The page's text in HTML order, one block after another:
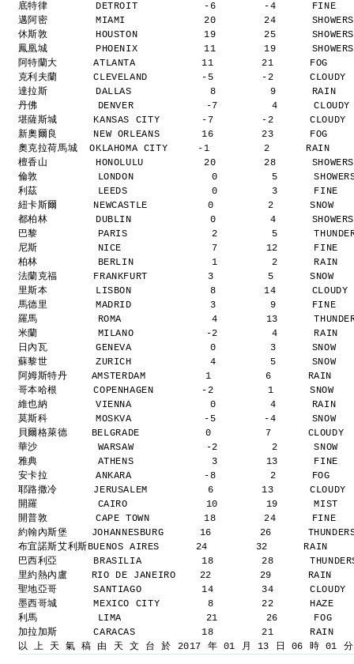
底特律        DETROIT           -6        -4      FINE
邁阿密        MIAMI             20        24
休斯敦        HOUSTON           19        25
鳳凰城        PHOENIX           11        19
阿特蘭大      ATLANTA           11        21      FOG
克利夫蘭      CLEVELAND         -5        -2
達拉斯        DALLAS             8         9      RAIN
丹佛          DENVER            -7         4
堪薩斯城      KANSAS CITY       -7        -2
新奧爾良      NEW ORLEANS       16        23      FOG
奧克拉荷馬城  OKLAHOMA CITY     -1         2      RAIN
檀香山        HONOLULU          20        28
倫敦          LONDON             0         5
利茲          LEEDS              0         3      FINE
紐卡斯爾      NEWCASTLE          0         2      SNOW
都柏林        DUBLIN             0         4
巴黎          PARIS              2         5
尼斯          NICE               7        12      FINE
柏林          BERLIN             1         2      RAIN
法蘭克福      FRANKFURT          3         5      SNOW
里斯本        LISBON             8        14
馬德里        MADRID             3         9      FINE
羅馬          ROMA               4        13
米蘭          MILANO            -2         4      RAIN
日內瓦        GENEVA             0         3      SNOW
蘇黎世        ZURICH             4         5      SNOW
阿姆斯特丹    AMSTERDAM          1         6      RAIN
哥本哈根      COPENHAGEN        -2         1      SNOW
維也納        VIENNA             0         4      RAIN
莫斯科        MOSKVA            -5        -4      SNOW
貝爾格萊德    BELGRADE           0         7
華沙          WARSAW            -2         2      SNOW
雅典          ATHENS             3        13      FINE
安卡拉        ANKARA            -8         2      FOG
耶路撒冷      JERUSALEM          6        13
開羅          CAIRO             10        19      MIST
開普敦        CAPE TOWN         18        24      FINE
約翰內斯堡    JOHANNESBURG      16        26
布宜諾斯艾利斯BUENOS AIRES      24        32      RAIN
巴西利亞      BRASILIA          18        28
里約熱內盧    RIO DE JANEIRO    22        29      RAIN
聖地亞哥      SANTIAGO          14        34
墨西哥城      MEXICO CITY        8        22      HAZE
利馬          LIMA              21        26      FOG
加拉加斯      CARACAS           18        21      RAIN
以 上 天 氣 稿 由 天 文 台 於 2017 年 01 月 13 日 06 時 01